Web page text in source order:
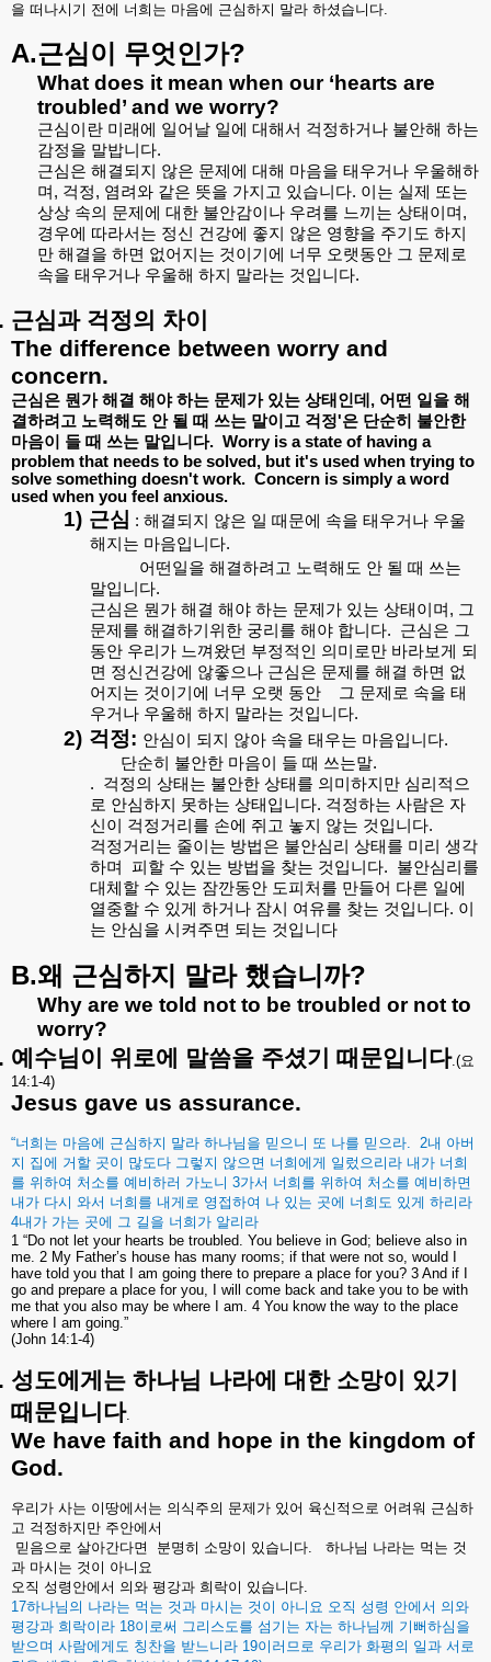
을 떠나시기 전에 너희는 마음에 근심하지 말라 하셨습니다.
A.근심이 무엇인가?
What does it mean when our ‘hearts are
troubled’ and we worry?
근심이란 미래에 일어날 일에 대해서 걱정하거나 불안해 하는
감정을 말밥니다.
근심은 해결되지 않은 문제에 대해 마음을 태우거나 우울해하
며 , 걱정, 염려와 같은 뜻을 가지고 있습니다. 이는 실제
또는
상상 속의 문제에 대한 불안감이나 우려를 느끼는 상태이며 ,
경우에 따라서는 정신 건강에 좋지 않은 영향을 주기도 하지
만 해결을 하면 없어지는 것이기에 너무 오랫동안 그 문제로
속을 태우거나 우울해 하지 말라는 것입니다.
근심과 걱정의 차이
The difference between worry and
concern.
근심은 뭔가 해결 해야 하는 문제가 있는 상태인데 , 어떤 일을 해
결하려고 노력해도 안 될 때 쓰는 말이고 걱정'은 단순히 불안한
마음이
들 때 쓰는 말입니다. Worry is a state of having a
problem that needs to be solved, but it's used when trying to
solve something doesn't work. Concern is simply a word
used when you feel anxious.
1) 근심 : 해결되지 않은 일 때문에 속을 태우거나 우울
해지는 마음입니다.
어떤일을 해결하려고 노력해도 안 될 때 쓰는
말입니다.
근심은 뭔가 해결 해야 하는 문제가 있는 상태이며 , 그
문제를 해결하기위한 궁리를 해야 합니다. 근심은 그
동안 우리가 느껴왔던 부정적인 의미로만 바라보게
되
면 정신건강에 않좋으나 근심은 문제를 해결 하면 없
어지는 것이기에 너무 오랫 동안 그 문제로 속을 태
우거나 우울해 하지 말라는 것입니다.
2) 걱정: 안심이 되지 않아 속을 태우는 마음입니다.
단순히
불안한 마음이 들 때 쓰는말.
.
걱정의 상태는 불안한 상태를 의미하지만 심리적으
로 안심하지 못하는 상태입니다. 걱정하는 사람은 자
신이
걱정거리를 손에 쥐고 놓지 않는 것입니다.
걱정거리는 줄이는 방법은 불안심리 상태를 미리 생각
하며
피할 수 있는 방법을 찾는 것입니다.
불안심리를
대체할 수 있는 잠깐동안 도피처를 만들어 다른 일에
열중할 수 있게 하거나 잠시 여유를 찾는 것입니다. 이
는 안심을 시켜주면 되는 것입니다
B.왜 근심하지 말라 했습니까?
Why are we told not to be troubled or not to
worry?
예수님이 위로에 말씀을 주셨기 때문입니다.(요
14:1-4)
Jesus gave us assurance.
“너희는 마음에 근심하지 말라 하나님을 믿으니 또 나를 믿으라. 2내 아버
지 집에 거할 곳이 많도다 그렇지 않으면 너희에게 일렀으리라 내가 너희
를 위하여 처소를 예비하러 가노니 3가서 너희를 위하여 처소를 예비하면
내가 다시 와서 너희를 내게로 영접하여 나 있는 곳에 너희도 있게 하리라
4내가 가는 곳에 그 길을 너희가 알리라
1 “Do not let your hearts be troubled. You believe in God; believe also in
me. 2 My Father’s house has many rooms; if that were not so, would I
have told you that I am going there to prepare a place for you? 3 And if I
go and prepare a place for you, I will come back and take you to be with
me that you also may be where I am. 4 You know the way to the place
where I am going.”
(John 14:1-4)
성도에게는 하나님 나라에 대한 소망이
있기
때문입니다.
We have faith and hope in the kingdom of
God.
우리가 사는 이땅에서는 의식주의 문제가 있어 육신적으로 어려워 근심하
고 걱정하지만 주안에서
믿음으로 살아간다면 분명히 소망이 있습니다. 하나님 나라는 먹는 것
과 마시는 것이 아니요
오직 성령안에서 의와 평강과 희락이 있습니다.
17하나님의 나라는 먹는 것과 마시는 것이 아니요 오직 성령 안에서 의와
평강과 희락이라 18이로써 그리스도를 섬기는 자는 하나님께 기뻐하심을
받으며 사람에게도 칭찬을 받느니라 19이러므로 우리가 화평의 일과 서로